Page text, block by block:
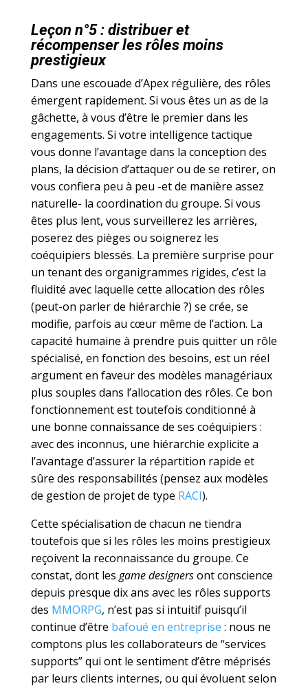
Leçon n°5 : distribuer et
récompenser les rôles moins
prestigieux
Dans une escouade d’Apex régulière, des rôles
émergent rapidement. Si vous êtes un as de la
gâchette, à vous d’être le premier dans les
engagements. Si votre intelligence tactique
vous donne l’avantage dans la conception des
plans, la décision d’attaquer ou de se retirer, on
vous confiera peu à peu -et de manière assez
naturelle- la coordination du groupe. Si vous
êtes plus lent, vous surveillerez les arrières,
poserez des pièges ou soignerez les
coéquipiers blessés. La première surprise pour
un tenant des organigrammes rigides, c’est la
fluidité avec laquelle cette allocation des rôles
(peut-on parler de hiérarchie ?) se crée, se
modifie, parfois au cœur même de l’action. La
capacité humaine à prendre puis quitter un rôle
spécialisé, en fonction des besoins, est un réel
argument en faveur des modèles managériaux
plus souples dans l’allocation des rôles. Ce bon
fonctionnement est toutefois conditionné à
une bonne connaissance de ses coéquipiers :
avec des inconnus, une hiérarchie explicite a
l’avantage d’assurer la répartition rapide et
sûre des responsabilités (pensez aux modèles
de gestion de projet de type RACI).
Cette spécialisation de chacun ne tiendra
toutefois que si les rôles les moins prestigieux
reçoivent la reconnaissance du groupe. Ce
constat, dont les game designersont conscience
depuis presque dix ans avec les rôles supports
des MMORPG, n’est pas si intuitif puisqu’il
continue d’être bafoué en entreprise : nous ne
comptons plus les collaborateurs de “services
supports” qui ont le sentiment d’être méprisés
par leurs clients internes, ou qui évoluent selon